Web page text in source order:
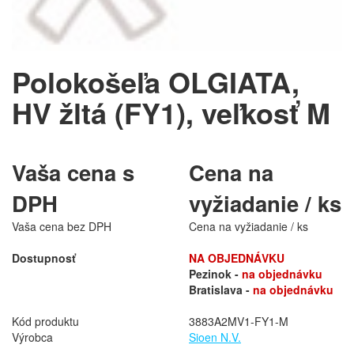
Polokošeľa OLGIATA,
HV žltá (FY1), veľkosť M
Vaša cena s
DPH
Cena na
vyžiadanie / ks
Vaša cena bez DPH
Cena na vyžiadanie / ks
Dostupnosť
NA OBJEDNÁVKU
Pezinok - na objednávku
Bratislava - na objednávku
Kód produktu
3883A2MV1-FY1-M
Výrobca
Sioen N.V.